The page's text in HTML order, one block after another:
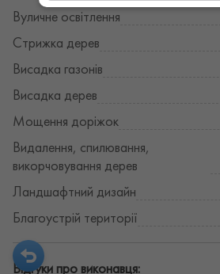
Вуличне освітлення
Стрижка дерев
Висадка газонів
Висадка дерев
Мощення доріжок
Видалення, спилювання,
викорчовування дерев
Ландшафтний дизайн
Благоустрій території
Відгуки про виконавця: